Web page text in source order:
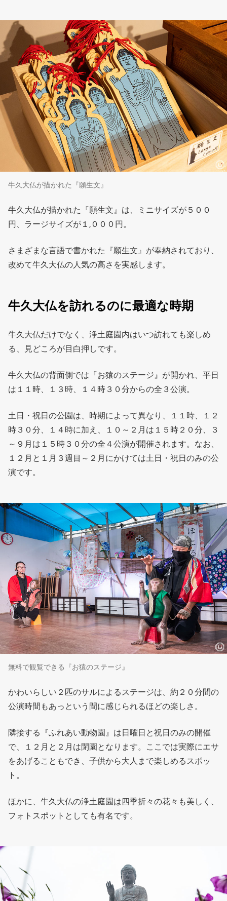
牛久大仏が描かれた『願生文』
牛久大仏が描かれた『願生文』は、ミニサイズが５００
円、ラージサイズが１,０００円。
さまざまな言語で書かれた『願生文』が奉納されており、
改めて牛久大仏の人気の高さを実感します。
牛久大仏を訪れるのに最適な時期
牛久大仏だけでなく、浄土庭園内はいつ訪れても楽しめ
る、見どころが目白押しです。
牛久大仏の背面側では『お猿のステージ』が開かれ、平日
は１１時、１３時、１４時３０分からの全３公演。
土日・祝日の公園は、時期によって異なり、１１時、１２
時３０分、１４時に加え、１０～２月は１５時２０分、３
～９月は１５時３０分の全４公演が開催されます。なお、
１２月と１月３週目～２月にかけては土日・祝日のみの公
演です。
無料で観覧できる『お猿のステージ』
かわいらしい２匹のサルによるステージは、約２０分間の
公演時間もあっという間に感じられるほどの楽しさ。
隣接する『ふれあい動物園』は日曜日と祝日のみの開催
で、１２月と２月は閉園となります。ここでは実際にエサ
をあげることもでき、子供から大人まで楽しめるスポッ
ト。
ほかに、牛久大仏の浄土庭園は四季折々の花々も美しく、
フォトスポットとしても有名です。